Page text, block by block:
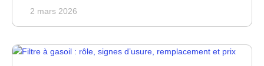
2 mars 2026